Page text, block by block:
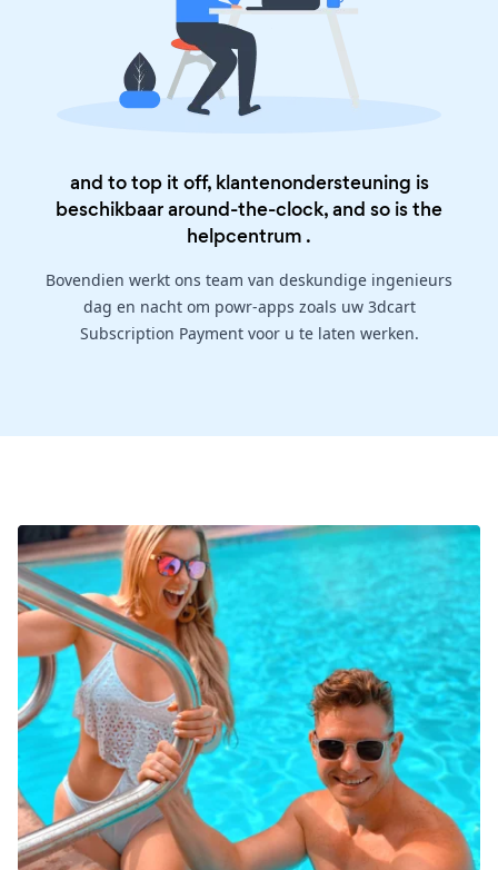
and to top it off, klantenondersteuning is
beschikbaar around-the-clock, and so is the
helpcentrum .
Bovendien werkt ons team van deskundige ingenieurs
dag en nacht om powr-apps zoals uw 3dcart
Subscription Payment voor u te laten werken.